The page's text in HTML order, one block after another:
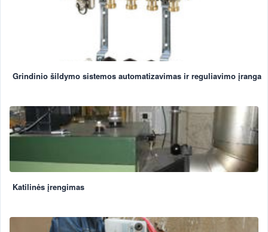
Grindinio šildymo sistemos automatizavimas ir reguliavimo įranga
Katilinės įrengimas